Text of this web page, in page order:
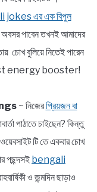
jokes এর এক বিপুল
অবসর পাবেন তখনই আমাদের
চোখ বুলিয়ে নিতেই পারেন
best energy booster!
~ নিজেরপ্রিয়জন বা
পাঠাতে চাইছেন? কিন্তু
টি তে একবার চোখ
পছন্দসই bengali
ও জন্মদিন ছাড়াও